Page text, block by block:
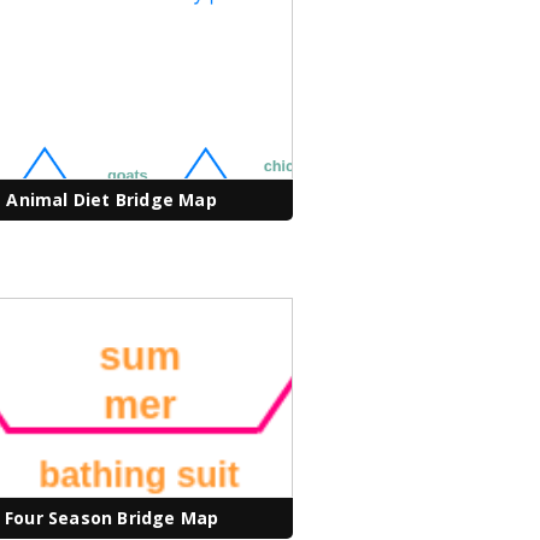
Animal Diet Bridge Map
Four Season Bridge Map